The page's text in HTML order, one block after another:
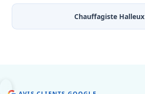
Chauffagiste Halleux